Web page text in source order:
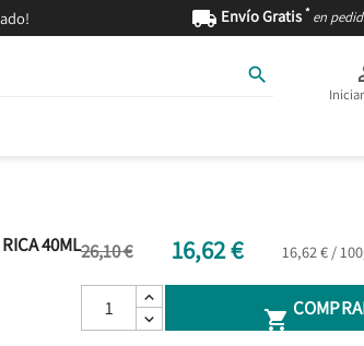
 Envío Gratis * en

40ML26,10 € 16,62 € 16,62 € /
